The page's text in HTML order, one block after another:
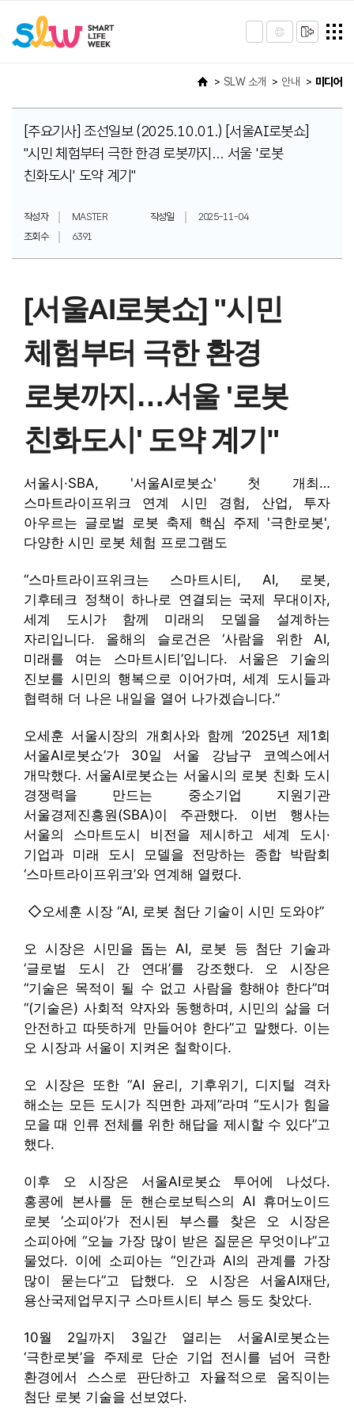
SLW 소개 안내 미디어
[주요기사] 조선일보 (2025.10.01.) [서울AI로봇쇼]
"시민 체험부터 극한 한경 로봇까지... 서울 '로봇
친화도시' 도약 계기"
작성자 MASTER 작성일
2025-11-04
조회수
6391
[서울AI로봇쇼] "시민
체험부터 극한 환경
로봇까지…서울 '로봇
친화도시' 도약 계기"
서울시·SBA, '서울AI로봇쇼' 첫 개최…
스마트라이프위크 연계 시민 경험, 산업, 투자
아우르는 글로벌 로봇 축제 핵심 주제 '극한로봇',
다양한 시민 로봇 체험 프로그램도
“스마트라이프위크는 스마트시티, AI, 로봇,
기후테크 정책이 하나로 연결되는 국제 무대이자,
세계 도시가 함께 미래의 모델을 설계하는
자리입니다. 올해의 슬로건은 ‘사람을 위한 AI,
미래를 여는 스마트시티’입니다. 서울은 기술의
진보를 시민의 행복으로 이어가며, 세계 도시들과
협력해 더 나은 내일을 열어 나가겠습니다.”
오세훈 서울시장의 개회사와 함께 ‘2025년 제1회
서울AI로봇쇼’가 30일 서울 강남구 코엑스에서
개막했다. 서울AI로봇쇼는 서울시의 로봇 친화 도시
경쟁력을 만드는 중소기업 지원기관
서울경제진흥원(SBA)이 주관했다. 이번 행사는
서울의 스마트도시 비전을 제시하고 세계 도시·
기업과 미래 도시 모델을 전망하는 종합 박람회
‘스마트라이프위크’와 연계해 열렸다.
◇오세훈 시장 “AI, 로봇 첨단 기술이 시민 도와야”
오 시장은 시민을 돕는 AI, 로봇 등 첨단 기술과
‘글로벌 도시 간 연대’를 강조했다. 오 시장은
“기술은 목적이 될 수 없고 사람을 향해야 한다”며
“(기술은) 사회적 약자와 동행하며, 시민의 삶을 더
안전하고 따뜻하게 만들어야 한다”고 말했다. 이는
오 시장과 서울이 지켜온 철학이다.
오 시장은 또한 “AI 윤리, 기후위기, 디지털 격차
해소는 모든 도시가 직면한 과제”라며 “도시가 힘을
모을 때 인류 전체를 위한 해답을 제시할 수 있다”고
했다.
이후 오 시장은 서울AI로봇쇼 투어에 나섰다.
홍콩에 본사를 둔 핸슨로보틱스의 AI 휴머노이드
로봇 ‘소피아’가 전시된 부스를 찾은 오 시장은
소피아에 “오늘 가장 많이 받은 질문은 무엇이냐”고
물었다. 이에 소피아는 “인간과 AI의 관계를 가장
많이 묻는다”고 답했다. 오 시장은 서울AI재단,
용산국제업무지구 스마트시티 부스 등도 찾았다.
10월 2일까지 3일간 열리는 서울AI로봇쇼는
‘극한로봇’을 주제로 단순 기업 전시를 넘어 극한
환경에서 스스로 판단하고 자율적으로 움직이는
첨단 로봇 기술을 선보였다.